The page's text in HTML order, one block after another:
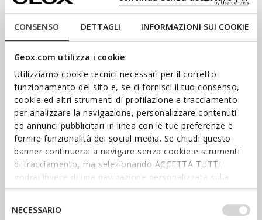
CONSENSO DETTAGLI INFORMAZIONI SUI COOKIE
Geox.com utilizza i cookie
Utilizziamo cookie tecnici necessari per il corretto
funzionamento del sito e, se ci fornisci il tuo consenso,
cookie ed altri strumenti di profilazione e tracciamento
per analizzare la navigazione, personalizzare contenuti
ed annunci pubblicitari in linea con le tue preferenze e
fornire funzionalità dei social media. Se chiudi questo
banner continuerai a navigare senza cookie e strumenti
di tracciamento, ma selezionando ACCETTA TUTTI
godrai invece di una navigazione personalizzata sulla
base dei tuoi gusti ed interessi. Selezionando
IMPOSTAZIONI potrai anche scegliere quali cookies ed
altri strumenti di tracciamento autorizzare. Per maggiori
NECESSARIO
ACQUISTA DONNA
ACQUISTA UOMO